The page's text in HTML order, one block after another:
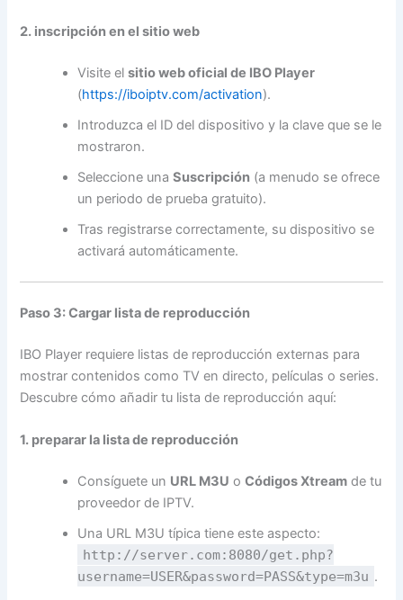
2. inscripción en el sitio web
Visite elsitio web oficial de IBO Player
(https://iboiptv.com/activation).
Introduzca el ID del dispositivo y la clave que se le
mostraron.
Seleccione unaSuscripción (a menudo se ofrece
un periodo de prueba gratuito).
Tras registrarse correctamente, su dispositivo se
activará automáticamente.
Paso 3: Cargar lista de reproducción
IBO Player requiere listas de reproducción externas para
mostrar contenidos como TV en directo, películas o series.
Descubre cómo añadir tu lista de reproducción aquí:
1. preparar la lista de reproducción
Consíguete un URL M3U oCódigos Xtream de tu
proveedor de IPTV.
Una URL M3U típica tiene este aspecto:
http://server.com:8080/get.php?
username=USER&password=PASS&type=m3u .